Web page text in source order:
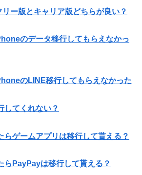
ー版とキャリア版どちらが良い？
のデータ移行してもらえなかっ
のLINE移行してもらえなかった
してくれない？
ゲームアプリは移行して貰える？
らPayPayは移行して貰える？